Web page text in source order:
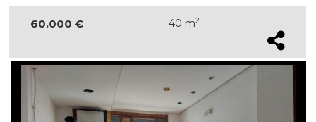
60.000 € 40 m2